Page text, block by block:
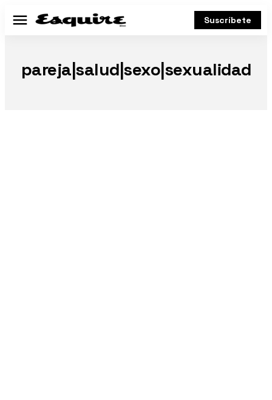
Menú Suscríbete
pareja|salud|sexo|sexualidad